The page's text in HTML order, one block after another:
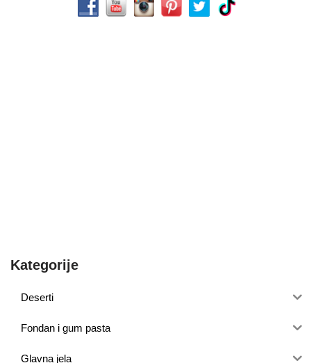
Kategorije
Deserti
Fondan i gum pasta
Glavna jela